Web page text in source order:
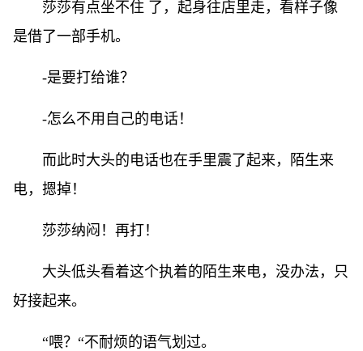
莎莎有点坐不住 了，起身往店里走，看样子像
是借了一部手机。
-是要打给谁？
-怎么不用自己的电话！
而此时大头的电话也在手里震了起来，陌生来
电，摁掉！
莎莎纳闷！再打！
大头低头看着这个执着的陌生来电，没办法，只
好接起来。
“喂？“不耐烦的语气划过。